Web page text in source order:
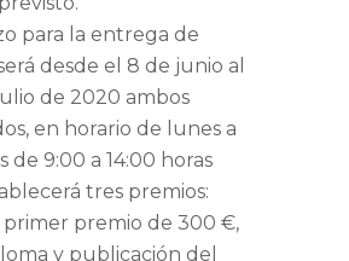
para la entrega de
desde el 8 de junio al
de 2020 ambos
en horario de lunes a
de 9:00 a 14:00 horas
tres premios:
primer premio de 300 €,
y publicación del